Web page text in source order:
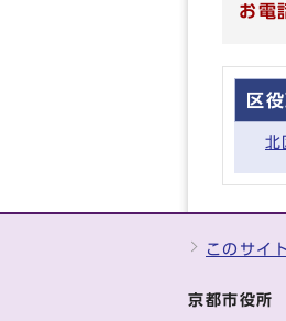
お電
区
北
このサイ
京都市役所